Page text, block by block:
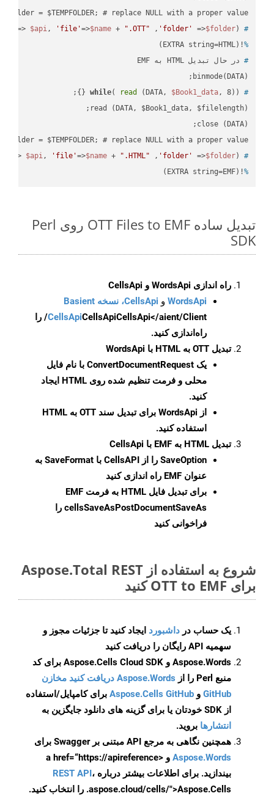
$folder = $TEMPFOLDER; # replace NULL with a proper value
#
=> $api, 'file'=>$name + ".OTT" , 'folder' =>$folder) ;
%
!(EXTRA string=HTML)
# در حال تبدیل HTML به EMF
binmode(DATA);
#
while( read (DATA, $Book1_data, 8)) {};
$folder = $TEMPFOLDER; # replace NULL with a proper value
#
=> $api, 'file'=>$name + ".HTML" , 'folder' =>$folder) ;
%
!(EXTRA string=EMF)
تبدیل ساده OTT Files to EMF روی Perl
SDK
راه اندازی WordsApi و CellsApi
WordsApi و CellsApi، نسخه Basient
CellsApiCellsApi
CellsApi</aient/Client/ را
راه‌اندازی کنید.
تبدیل OTT به HTML با WordsApi
یک ConvertDocumentRequest با نام فایل
محلی و فرمت تنظیم شده روی HTML ایجاد
کنید.
از WordsApi برای تبدیل سند OTT به HTML
استفاده کنید.
تبدیل HTML به EMF با CellsApi
SaveOption
را از CellsAPI با SaveFormat به
عنوان EMF راه اندازی کنید
برای تبدیل فایل HTML به فرمت
EMF
cellsSaveAsPostDocumentSaveAs را
فراخوانی کنید
شروع به استفاده از Aspose.Total REST
برای OTT to EMF کنید
یک حساب در داشبورد ایجاد کنید تا جزئیات مجوز و
سهمیه API رایگان را دریافت کنید
Aspose.Words و Aspose.Cells Cloud SDK برای کد
منبع Perl را از
Aspose.Words دریافت کنید مخازن
GitHub و Aspose.Cells GitHub برای کامپایل/استفاده
از SDK خودتان یا برای گزینه های دانلود جایگزین به
انتشارها بروید.
همچنین نگاهی به مرجع API مبتنی بر Swagger برای
Aspose.Words
و <a href=“https://apireference
بیندازید. برای اطلاعات بیشتر درباره REST API،
.aspose.cloud/cells/">Aspose.Cells را انتخاب کنید.